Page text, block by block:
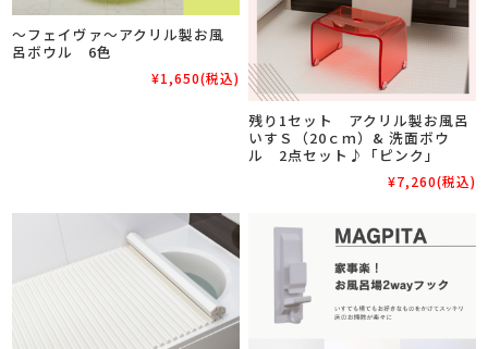
～フェイヴァ～アクリル製お風
呂ボウル 6色
¥1,650(税込)
残り1セット アクリル製お風呂
いすＳ（20ｃｍ）& 洗面ボウ
ル 2点セット♪「ピンク」
¥7,260(税込)